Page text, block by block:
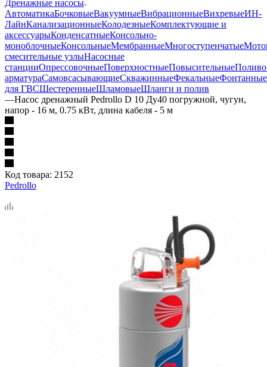
Дренажные насосы
АвтоматикаБочковыеВакуумныеВибрационныеВихревыеИН-
ЛайнКанализационныеКолодезныеКомплектующие и
аксессуарыКонденсатныеКонсольно-
моноблочныеКонсольныеМембранныеМногоступенчатые
смесительные узлыНасосные
станцииОпрессовочныеПоверхностныеПовысительные
арматураСамовсасывающиеСкважинныеФекальныеФонтанные
для ГВСШестеренныеШламовыеШланги и полив
—Насос дренажный Pedrollo D 10 Ду40 погружной, чугун,
напор - 16 м, 0.75 кВт, длина кабеля - 5 м
Код товара: 2152
Pedrollo